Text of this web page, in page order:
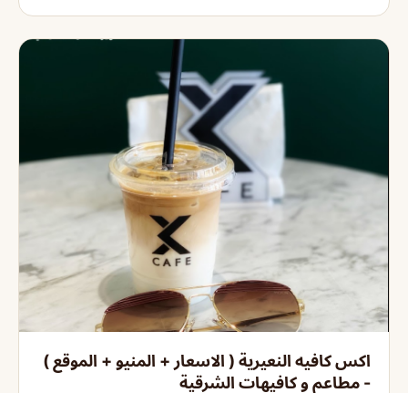
اكس كافيه النعيرية ( الاسعار + المنيو + الموقع )
- مطاعم و كافيهات الشرقية